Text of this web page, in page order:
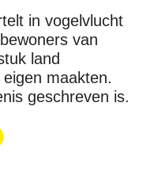
in vogelvlucht
van
land
maakten.
geschreven is.